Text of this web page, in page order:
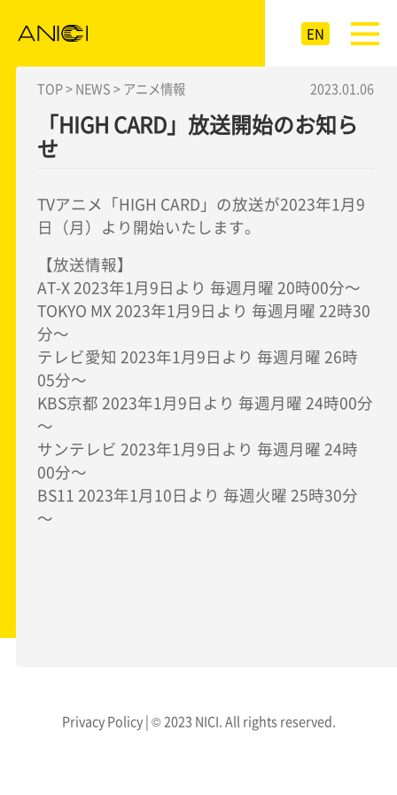
EN
TOP >NEWS >アニメ情報 2023.01.06
「HIGH CARD」放送開始のお知ら
せ
TVアニメ「HIGH CARD」の放送が2023年1月9
日（月）より開始いたします。
【放送情報】
AT-X 2023年1月9日より 毎週月曜 20時00分～
TOKYO MX 2023年1月9日より 毎週月曜 22時30
分～
テレビ愛知 2023年1月9日より 毎週月曜 26時
05分～
KBS京都 2023年1月9日より 毎週月曜 24時00分
～
サンテレビ 2023年1月9日より 毎週月曜 24時
00分～
BS11 2023年1月10日より 毎週火曜 25時30分
～
Privacy Policy | © 2023 NICI. All rights reserved.